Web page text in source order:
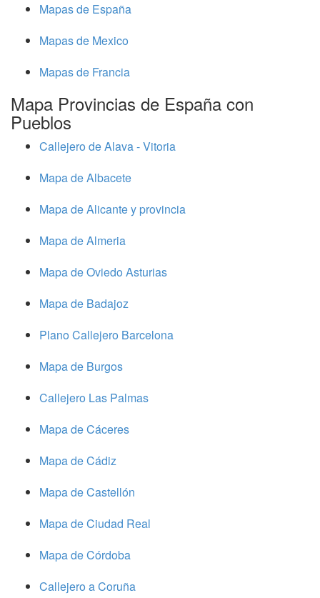
Mapas de España
Mapas de Mexico
Mapas de Francia
Mapa Provincias de España con
Pueblos
Callejero de Alava - Vitoria
Mapa de Albacete
Mapa de Alicante y provincia
Mapa de Almeria
Mapa de Oviedo Asturias
Mapa de Badajoz
Plano Callejero Barcelona
Mapa de Burgos
Callejero Las Palmas
Mapa de Cáceres
Mapa de Cádiz
Mapa de Castellón
Mapa de Ciudad Real
Mapa de Córdoba
Callejero a Coruña